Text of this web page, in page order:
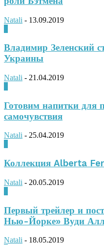
Natali - 13.09.2019
Владимир Зеленский
Украины
Natali - 21.04.2019
Готовим напитки для
самочувствия
Natali - 25.04.2019
Коллекция Alberta
Natali - 20.05.2019
Первый трейлер и
Нью-Йорке» Вуди
Natali - 18.05.2019